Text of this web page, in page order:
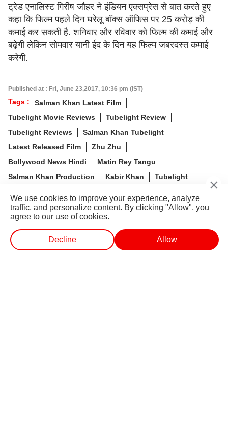
ट्रेड एनालिस्ट गिरीष जौहर ने इंडियन एक्सप्रेस से बात करते हुए
कहा कि फिल्म पहले दिन घरेलू बॉक्स ऑफिस पर 25 करोड़ की
कमाई कर सकती है. शनिवार और रविवार को फिल्म की कमाई और
बढ़ेगी लेकिन सोमवार यानी ईद के दिन यह फिल्म जबरदस्त कमाई
करेगी.
Published at : Fri, June 23,2017, 10:36 pm (IST)
Tags :
Salman Khan Latest Film
Tubelight Movie Reviews
Tubelight Review
Tubelight Reviews
Salman Khan Tubelight
Latest Released Film
Zhu Zhu
Bollywood News Hindi
Matin Rey Tangu
Salman Khan Production
Kabir Khan
Tubelight
SPONSORED LINKS BY TABOOLA
×
We use cookies to improve your experience, analyze
traffic, and personalize content. By clicking "Allow", you
agree to our use of cookies.
Decline Allow